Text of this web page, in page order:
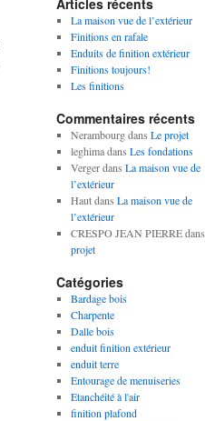
Articles récents
La maison vue de l’extérieur
Finitions en rafale
Enduits de finition extérieur
Finitions toujours!
Les finitions
Commentaires récents
Nerambourgdans Le projet
leghimadans Les fondations
Vergerdans La maison vue de
l’extérieur
Hautdans La maison vue de
l’extérieur
CRESPO JEAN PIERREdans
projet
Catégories
Bardage bois
Charpente
Dalle bois
enduit finition extérieur
enduit terre
Entourage de menuiseries
Etanchéité à l'air
finition plafond